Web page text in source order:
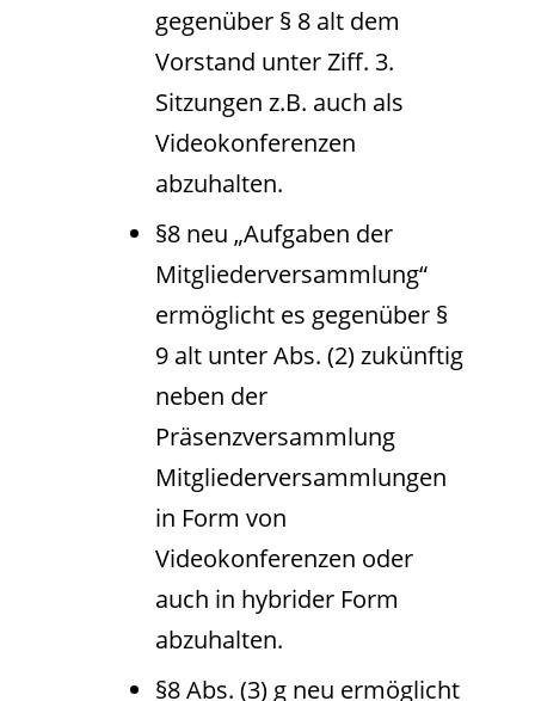
gegenüber § 8 alt dem
Vorstand unter Ziff. 3.
Sitzungen z.B. auch als
Videokonferenzen
abzuhalten.
§8 neu „Aufgaben der
Mitgliederversammlung“
ermöglicht es gegenüber §
9 alt unter Abs. (2) zukünftig
neben der
Präsenzversammlung
Mitgliederversammlungen
in Form von
Videokonferenzen oder
auch in hybrider Form
abzuhalten.
§8 Abs. (3) g neu ermöglicht